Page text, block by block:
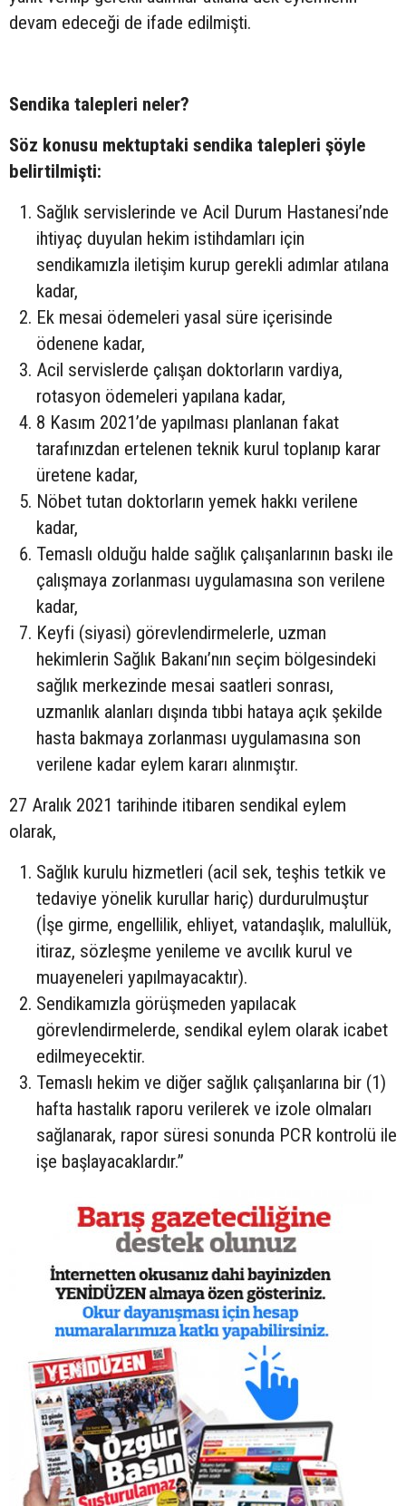
devam edeceği de ifade edilmişti.
Sendika talepleri neler?
Söz konusu mektuptaki sendika talepleri şöyle
belirtilmişti:
Sağlık servislerinde ve Acil Durum Hastanesi’nde
ihtiyaç duyulan hekim istihdamları için
sendikamızla iletişim kurup gerekli adımlar atılana
kadar,
Ek mesai ödemeleri yasal süre içerisinde
ödenene kadar,
Acil servislerde çalışan doktorların vardiya,
rotasyon ödemeleri yapılana kadar,
8 Kasım 2021’de yapılması planlanan fakat
tarafınızdan ertelenen teknik kurul toplanıp karar
üretene kadar,
Nöbet tutan doktorların yemek hakkı verilene
kadar,
Temaslı olduğu halde sağlık çalışanlarının baskı ile
çalışmaya zorlanması uygulamasına son verilene
kadar,
Keyfi (siyasi) görevlendirmelerle, uzman
hekimlerin Sağlık Bakanı’nın seçim bölgesindeki
sağlık merkezinde mesai saatleri sonrası,
uzmanlık alanları dışında tıbbi hataya açık şekilde
hasta bakmaya zorlanması uygulamasına son
verilene kadar eylem kararı alınmıştır.
27 Aralık 2021 tarihinde itibaren sendikal eylem
olarak,
Sağlık kurulu hizmetleri (acil sek, teşhis tetkik ve
tedaviye yönelik kurullar hariç) durdurulmuştur
(İşe girme, engellilik, ehliyet, vatandaşlık, malullük,
itiraz, sözleşme yenileme ve avcılık kurul ve
muayeneleri yapılmayacaktır).
Sendikamızla görüşmeden yapılacak
görevlendirmelerde, sendikal eylem olarak icabet
edilmeyecektir.
Temaslı hekim ve diğer sağlık çalışanlarına bir (1)
hafta hastalık raporu verilerek ve izole olmaları
sağlanarak, rapor süresi sonunda PCR kontrolü ile
işe başlayacaklardır.”